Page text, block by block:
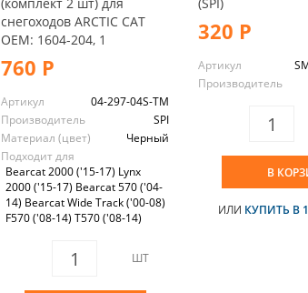
(комплект 2 шт) для
снегоходов ARCTIC CAT
OEM: 1604-204, 1
760 Р
Артикул
04-297-04S-TM
Производитель
SPI
Материал (цвет)
Черный
Подходит для
Bearcat 2000 ('15-17) Lynx
2000 ('15-17) Bearcat 570 ('04-
14) Bearcat Wide Track ('00-08)
F570 ('08-14) T570 ('08-14)
ШТ
(SPI)
320 Р
Артикул
Производитель
В
ИЛИ КУПИТЬ В